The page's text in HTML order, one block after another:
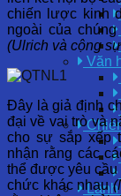
Văn
Lãnh
chiến lược kinh
ngoài của
(Ulrich và cộng
Đây là giả định
đại về vai trò và
cho sự sắp xếp
nhận rằng các
thể được yêu cầu
chức khác nhau